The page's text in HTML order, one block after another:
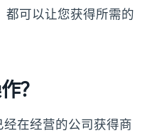
都可以让您获得所需的
？
在经营的公司获得商